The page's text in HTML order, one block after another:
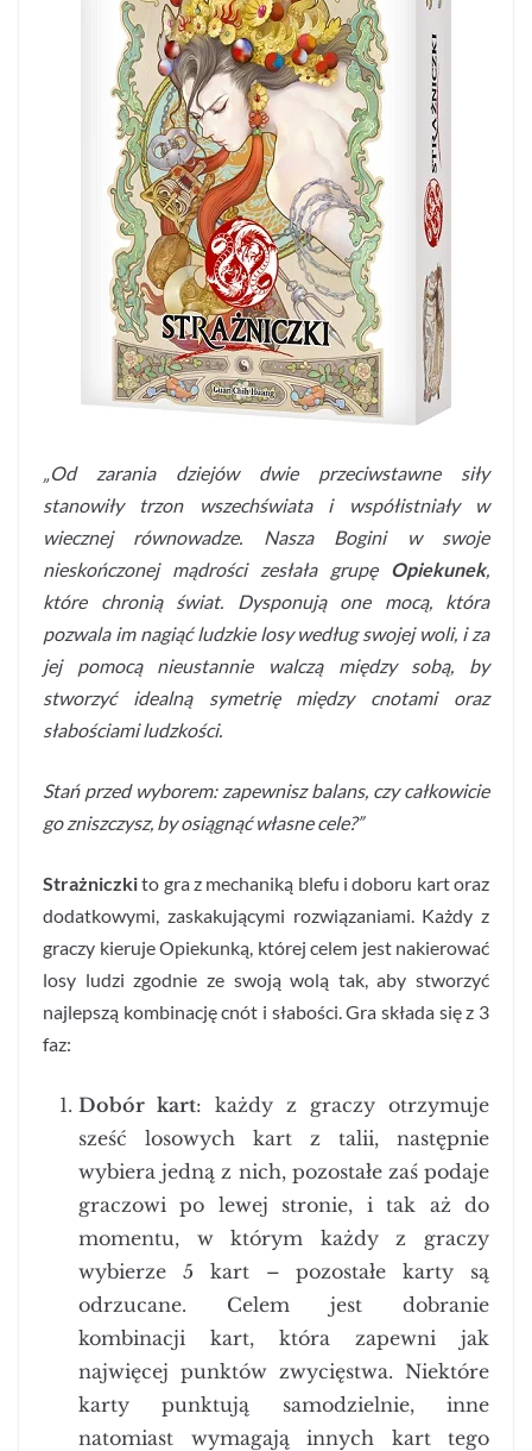
„Od zarania dziejów dwie przeciwstawne siły
stanowiły trzon wszechświata i współistniały w
wiecznej równowadze. Nasza Bogini w swoje
nieskończonej mądrości zesłała grupę Opiekunek,
które chronią świat. Dysponują one mocą, która
pozwala im nagiąć ludzkie losy według swojej woli, i za
jej pomocą nieustannie walczą między sobą, by
stworzyć idealną symetrię między cnotami oraz
słabościami ludzkości.
Stań przed wyborem: zapewnisz balans, czy całkowicie
go zniszczysz, by osiągnąć własne cele?”
Strażniczkito gra z mechaniką blefu i doboru kart oraz
dodatkowymi, zaskakującymi rozwiązaniami. Każdy z
graczy kieruje Opiekunką, której celem jest nakierować
losy ludzi zgodnie ze swoją wolą tak, aby stworzyć
najlepszą kombinację cnót i słabości. Gra składa się z 3
faz:
Dobór kart: każdy z graczy otrzymuje
sześć losowych kart z talii, następnie
wybiera jedną z nich, pozostałe zaś podaje
graczowi po lewej stronie, i tak aż do
momentu, w którym każdy z graczy
wybierze 5 kart – pozostałe karty są
odrzucane. Celem jest dobranie
kombinacji kart, która zapewni jak
najwięcej punktów zwycięstwa. Niektóre
karty punktują samodzielnie, inne
natomiast wymagają innych kart tego